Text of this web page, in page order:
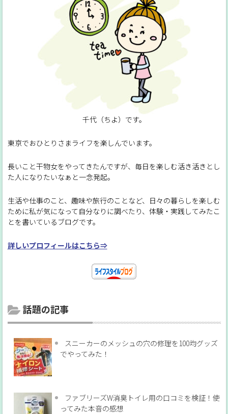
千代（ちよ）です。
東京でおひとりさまライフを楽しんでいます。
長いこと干物女をやってきたんですが、毎日を楽しむ活き活きとし
た人になりたいなぁと一念発起。
生活や仕事のこと、趣味や旅行のことなど、日々の暮らしを楽しむ
ために私が気になって自分なりに調べたり、体験・実践してみたこ
とを書いているブログです。
詳しいプロフィールはこちら⇒
話題の記事
スニーカーのメッシュの穴の修理を100均グッズ
でやってみた！
ファブリーズW消臭トイレ用の口コミを検証！使
ってみた本音の感想